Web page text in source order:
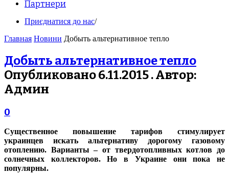
Партнери
Приєднатися до нас/
Главная Новини Добыть альтернативное тепло
Добыть альтернативное тепло
Опубликовано 6.11.2015 . Автор:
Админ
0
Существенное повышение тарифов стимулирует
украинцев искать альтернативу дорогому газовому
отоплению. Варианты – от твердотопливных котлов до
солнечных коллекторов. Но в Украине они пока не
популярны.